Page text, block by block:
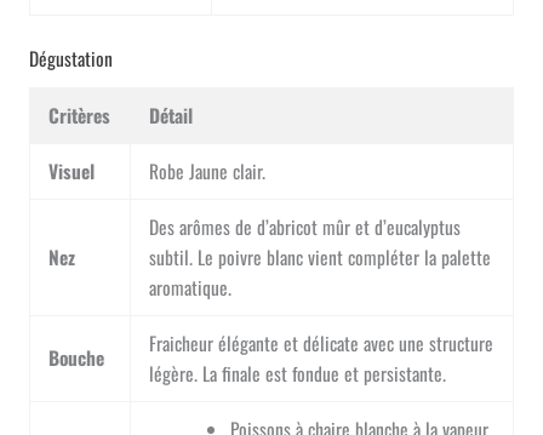
Dégustation
Critères Détail
Visuel Robe Jaune clair.
Nez
Des arômes de d’abricot mûr et d’eucalyptus
subtil. Le poivre blanc vient compléter la palette
aromatique.
Bouche
Fraicheur élégante et délicate avec une structure
légère. La finale est fondue et persistante.
Poissons à chaire blanche à la vapeur